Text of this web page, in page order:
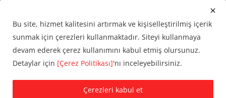
© 2024 CUMHA (Cumhur Haber Ajansı) Tüm hakları saklıdır.
Bu site, hizmet kalitesini artırmak ve kişiselleştirilmiş içerik
sunmak için çerezleri kullanmaktadır. Siteyi kullanmaya
devam ederek çerez kullanımını kabul etmiş olursunuz.
Detaylar için [Çerez Politikası]'nı inceleyebilirsiniz.
Çerezleri kabul et